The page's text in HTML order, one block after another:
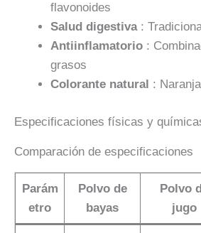
flavonoides
Salud digestiva:
Antiinflamatorio :
grasos
Colorante natural :
Especificaciones físicas y
Comparación de especificaciones
Parám
etro
Polvo de
bayas
Polvo
jugo